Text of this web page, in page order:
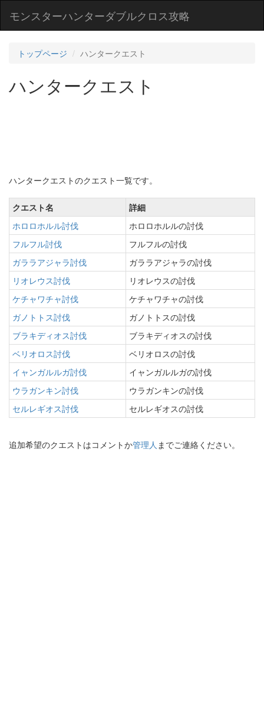
モンスターハンターダブルクロス攻略
トップページ ハンタークエスト
ハンタークエスト
ハンタークエストのクエスト一覧です。
クエスト名
詳細
ホロロホルル討伐
ホロロホルルの討伐
フルフル討伐
フルフルの討伐
ガララアジャラ討伐
ガララアジャラの討伐
リオレウス討伐
リオレウスの討伐
ケチャワチャ討伐
ケチャワチャの討伐
ガノトトス討伐
ガノトトスの討伐
ブラキディオス討伐
ブラキディオスの討伐
ベリオロス討伐
ベリオロスの討伐
イャンガルルガ討伐
イャンガルルガの討伐
ウラガンキン討伐
ウラガンキンの討伐
セルレギオス討伐
セルレギオスの討伐
追加希望のクエストはコメントか管理人 までご連絡ください。